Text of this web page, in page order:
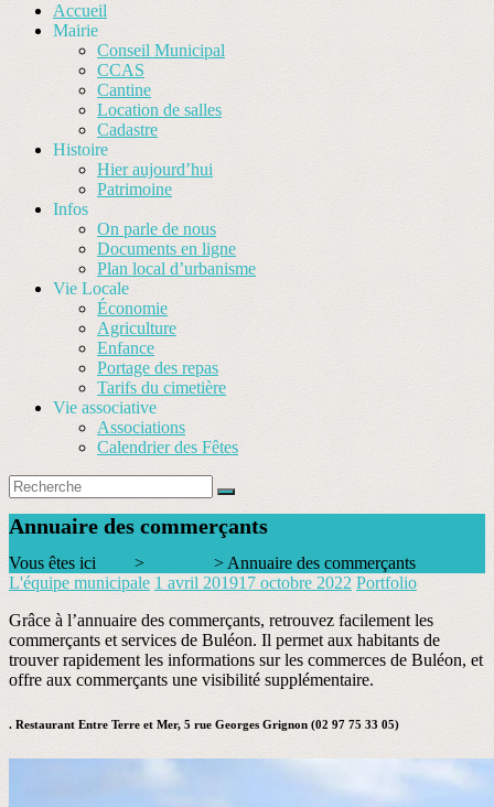
Accueil
Mairie
Conseil Municipal
CCAS
Cantine
Location de salles
Cadastre
Histoire
Hier aujourd’hui
Patrimoine
Infos
On parle de nous
Documents en ligne
Plan local d’urbanisme
Vie Locale
Économie
Agriculture
Enfance
Portage des repas
Tarifs du cimetière
Vie associative
Associations
Calendrier des Fêtes
Annuaire des commerçants
Vous êtes ici > > Annuaire des commerçants
L'équipe municipale 1 avril 201917 octobre 2022 Portfolio
Grâce à l’annuaire des commerçants, retrouvez facilement les
commerçants et services de Buléon. Il permet aux habitants de
trouver rapidement les informations sur les commerces de Buléon, et
offre aux commerçants une visibilité supplémentaire.
. Restaurant Entre Terre et Mer, 5 rue Georges Grignon (02 97 75 33 05)